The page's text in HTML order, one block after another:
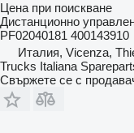
Цена при поискване
Дистанционно
PF02040181 400143910
Италия, Vicenza,
Trucks Italiana
Свържете се с